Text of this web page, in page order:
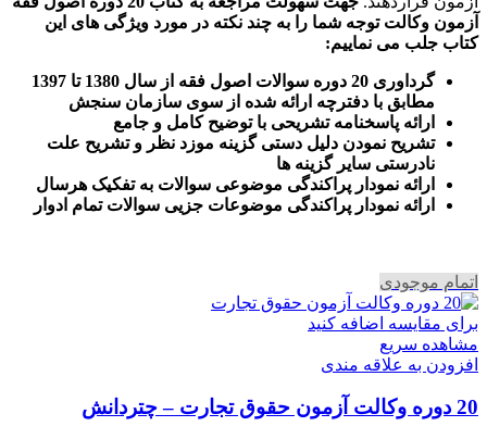
آزمون وکالت توجه شما را به چند نکته در مورد ویژگی های این
کتاب جلب می نماییم:
گرداوری 20 دوره سوالات اصول فقه از سال 1380 تا 1397
مطابق با دفترچه ارائه شده از سوی سازمان سنجش
ارائه پاسخنامه تشریحی با توضیح کامل و جامع
تشریح نمودن دلیل دستی گزینه موزد نظر و تشریح علت
نادرستی سایر گزینه ها
ارائه نمودار پراکندگی موضوعی سوالات به تفکیک هرسال
رائه نمودار پراکندگی موضوعات جزیی سوالات تمام ادوار
اتمام موجودی
برای مقایسه اضافه کنید
مشاهده سریع
افزودن به علاقه مندی
20 دوره وکالت آزمون حقوق تجارت – چتردانش